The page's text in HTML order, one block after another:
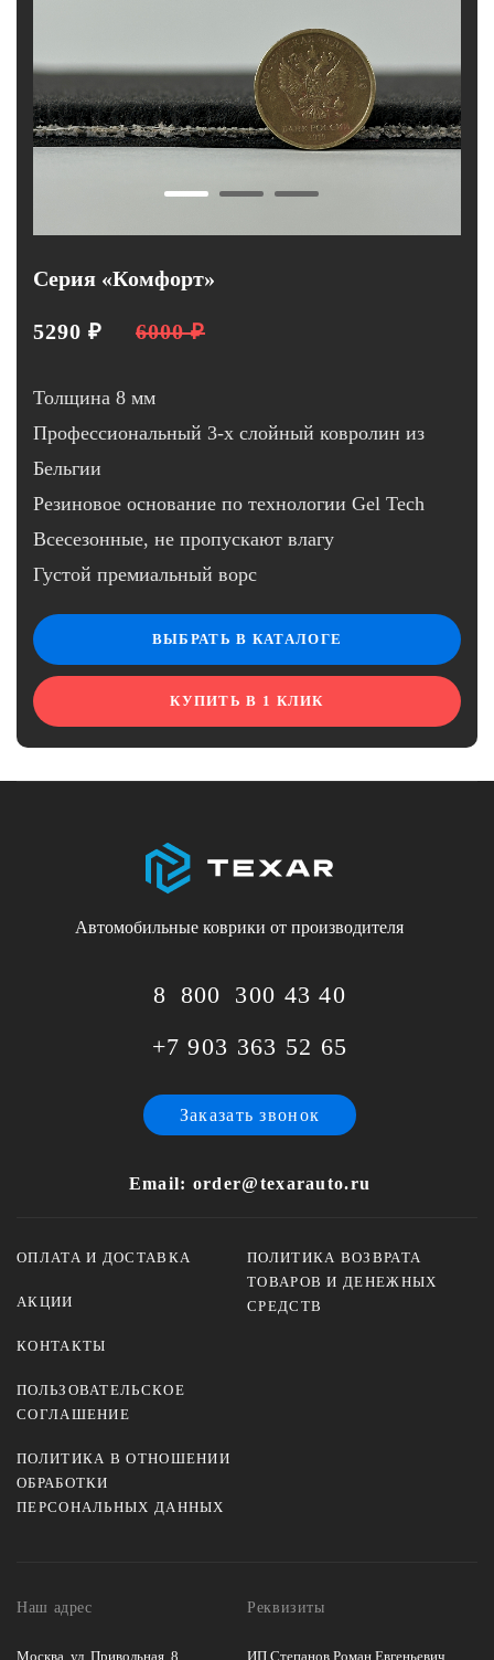
Серия «Комфорт»
5290 ₽ 6000 ₽
Толщина 8 мм
Профессиональный 3-х слойный ковролин из
Бельгии
Резиновое основание по технологии Gel Tech
Всесезонные, не пропускают влагу
Густой премиальный ворс
ВЫБРАТЬ В КАТАЛОГЕ
КУПИТЬ В 1 КЛИК
Автомобильные коврики от производителя
8 800 300 43 40
+7 903 363 52 65
Заказать звонок
Email: order@texarauto.ru
ОПЛАТА И ДОСТАВКА
АКЦИИ
КОНТАКТЫ
ПОЛЬЗОВАТЕЛЬСКОЕ
СОГЛАШЕНИЕ
ПОЛИТИКА В ОТНОШЕНИИ
ОБРАБОТКИ
ПЕРСОНАЛЬНЫХ ДАННЫХ
ПОЛИТИКА ВОЗВРАТА
ТОВАРОВ И ДЕНЕЖНЫХ
СРЕДСТВ
Наш адрес
Москва, ул. Привольная, 8
Реквизиты
ИП Степанов Роман Евгеньевич